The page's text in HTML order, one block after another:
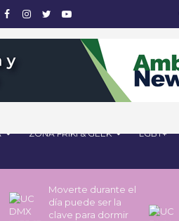
ZONA FRIKI & GEEK LGBT+
Moverte durante el
día puede ser la
clave para dormir